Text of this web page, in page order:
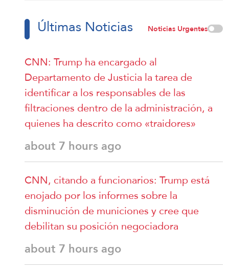
Últimas Noticias Noticias Urgentes
CNN: Trump ha encargado al
Departamento de Justicia la tarea de
identificar a los responsables de las
filtraciones dentro de la administración, a
quienes ha descrito como «traidores»
about 7 hours ago
CNN, citando a funcionarios: Trump está
enojado por los informes sobre la
disminución de municiones y cree que
debilitan su posición negociadora
about 7 hours ago